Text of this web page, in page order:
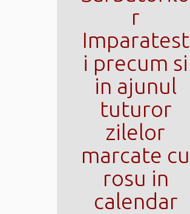
r
Imparatest
i precum si
in ajunul
tuturor
zilelor
marcate cu
rosu in
calendar